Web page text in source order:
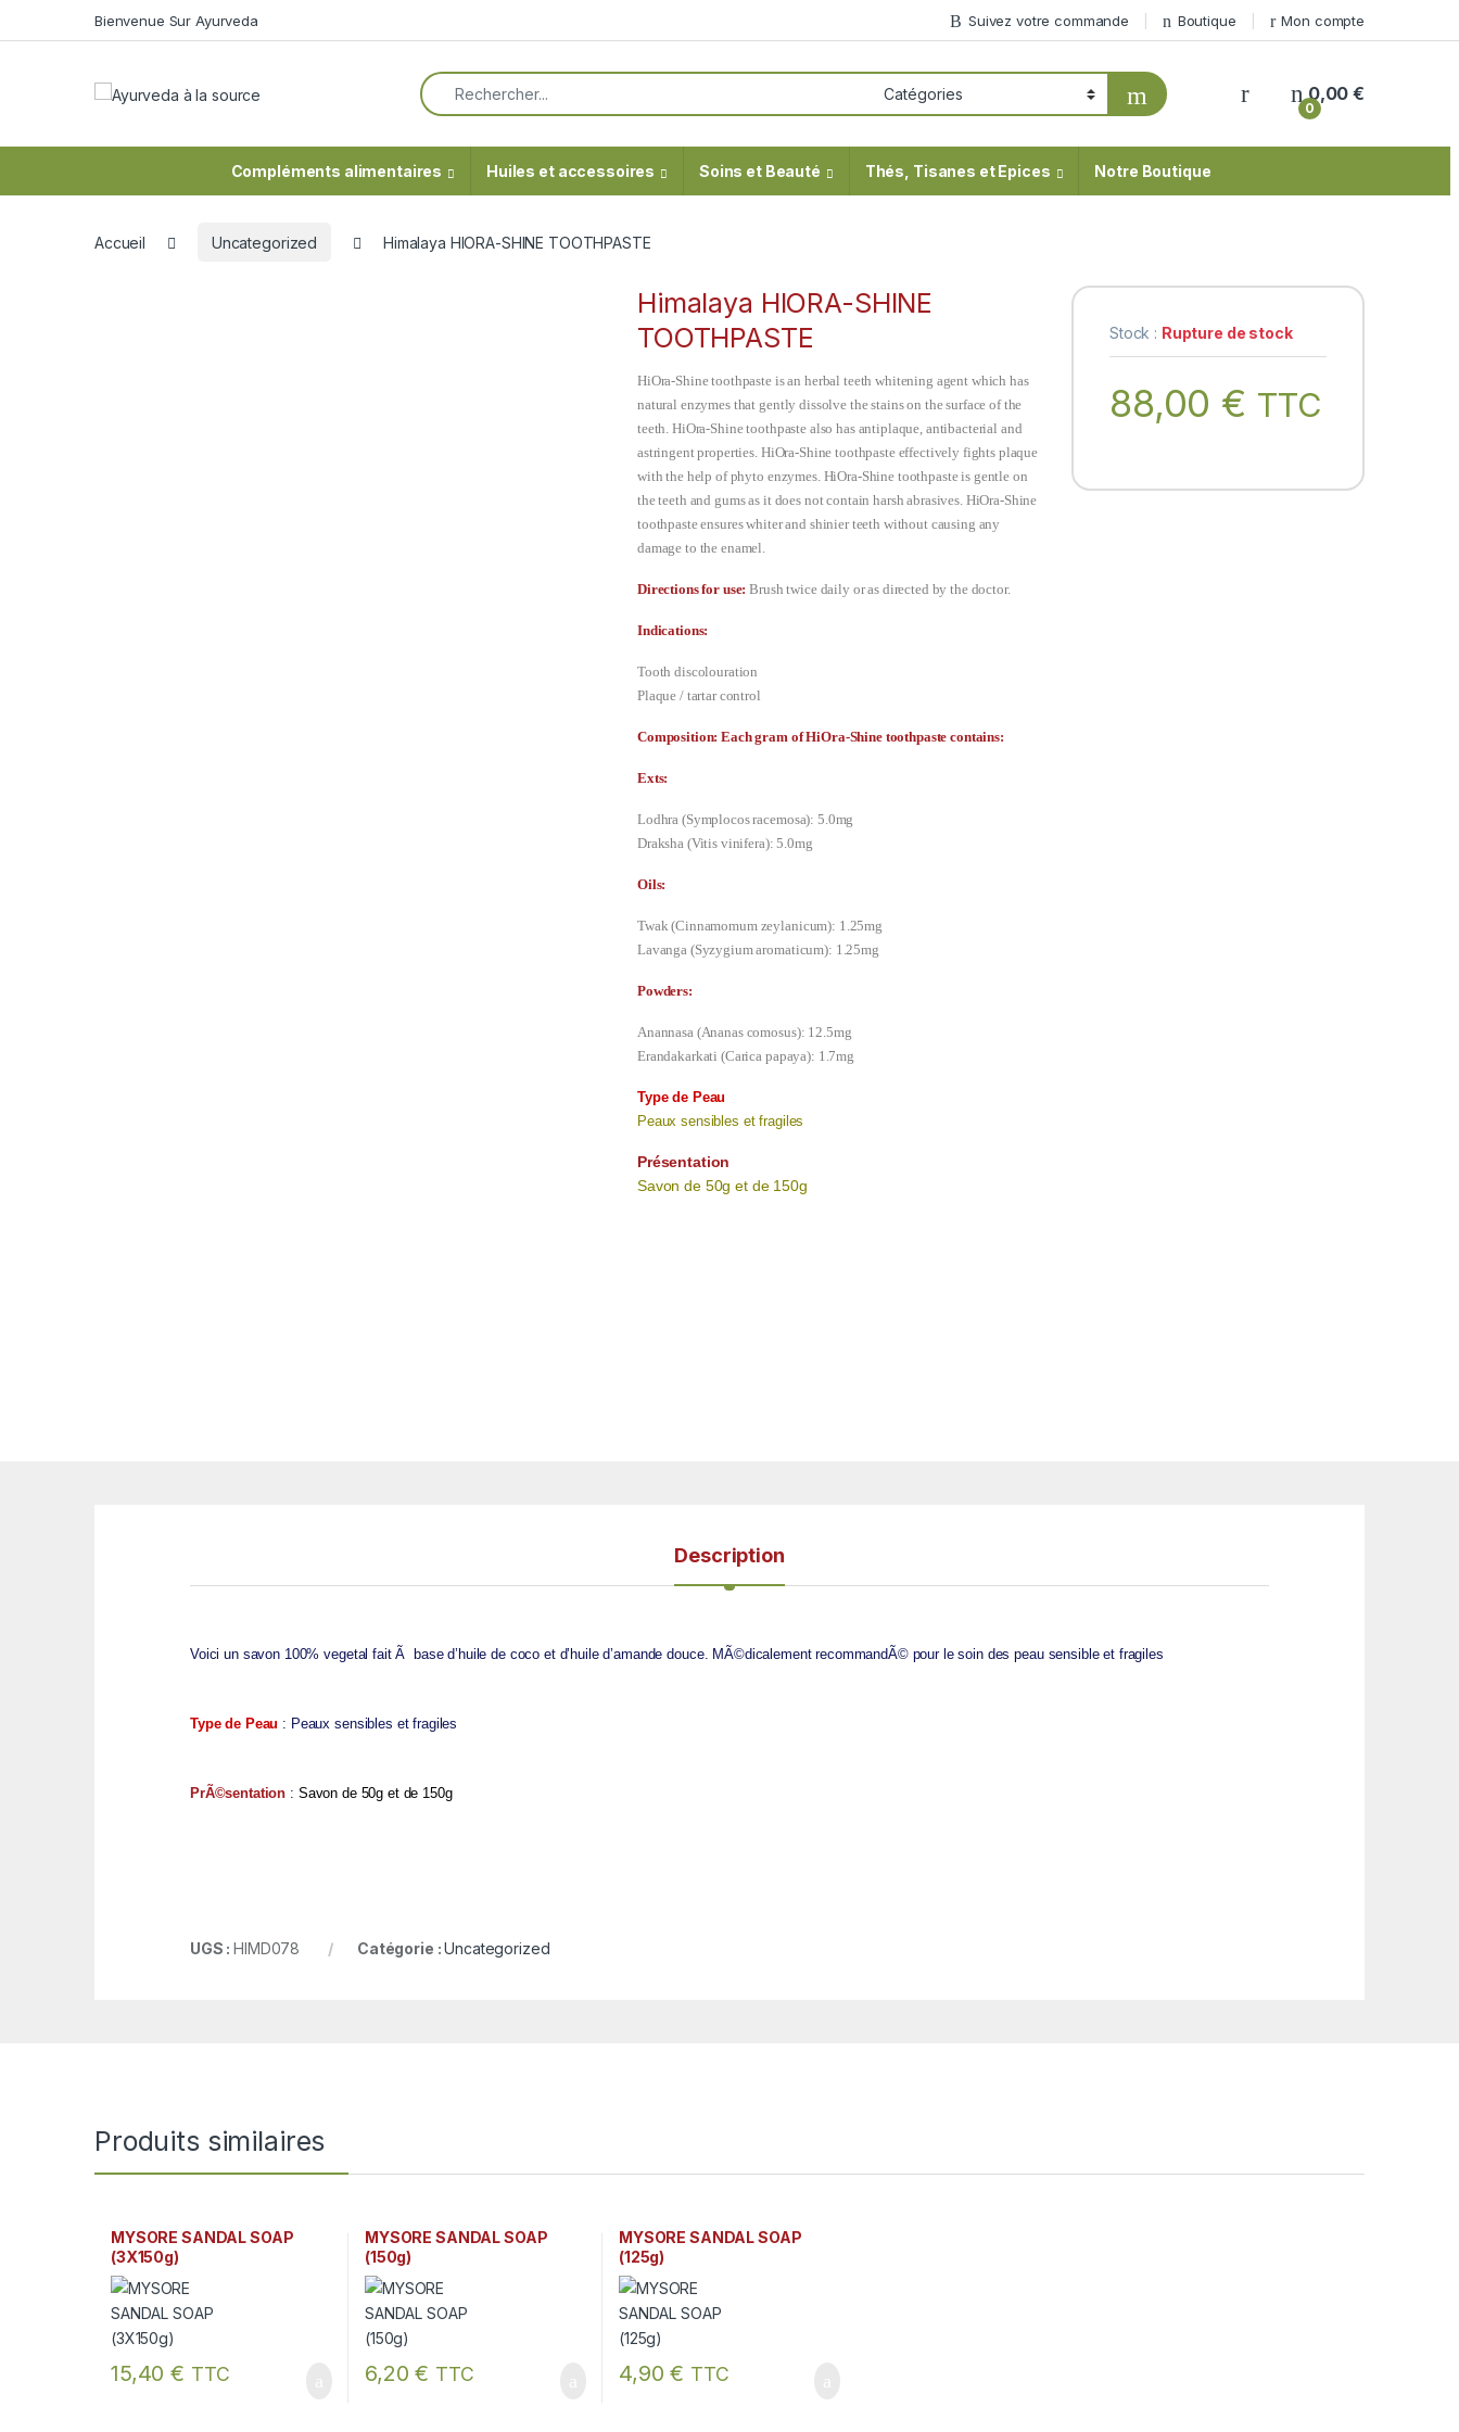
Bienvenue Sur Ayurveda Suivez votre commande Boutique Mon compte
Search for:
My Account
0
0,00€
Compléments alimentaires Huiles et accessoires Soins et Beauté Thés, Tisanes et Epices Notre Boutique
Accueil Uncategorized Himalaya HIORA-SHINE TOOTHPASTE
Himalaya HIORA-SHINE
TOOTHPASTE
HiOra-Shine toothpaste is an herbal teeth whitening agent which has
natural enzymes that gently dissolve the stains on the surface of the
teeth. HiOra-Shine toothpaste also has antiplaque, antibacterial and
astringent properties. HiOra-Shine toothpaste effectively fights plaque
with the help of phyto enzymes. HiOra-Shine toothpaste is gentle on
the teeth and gums as it does not contain harsh abrasives. HiOra-Shine
toothpaste ensures whiter and shinier teeth without causing any
damage to the enamel.
Directions for use:Brush twice daily or as directed by the doctor.
Indications:
Tooth discolouration
Plaque / tartar control
Composition: Each gram of HiOra-Shine toothpaste contains:
Exts:
Lodhra (Symplocos racemosa): 5.0mg
Draksha (Vitis vinifera): 5.0mg
Oils:
Twak (Cinnamomum zeylanicum): 1.25mg
Lavanga (Syzygium aromaticum): 1.25mg
Powders:
Anannasa (Ananas comosus): 12.5mg
Erandakarkati (Carica papaya): 1.7mg
Type de Peau
Peaux sensibles et fragiles
Présentation
Savon de 50g et de 150g
Stock : Rupture de stock
88,00 € TTC
Description
Voici un savon 100% vegetal fait Ã base d’huile de coco et d’huile d’amande douce. MÃ©dicalement recommandÃ© pour le soin des peau sensible et fragiles
Type de Peau : Peaux sensibles et fragiles
PrÃ©sentation : Savon de 50g et de 150g
UGS :HIMD078 Catégorie :Uncategorized
Produits similaires
MYSORE SANDAL SOAP
(3X150g)
15,40€ TTC
MYSORE SANDAL SOAP
(150g)
6,20€ TTC
MYSORE SANDAL SOAP
(125g)
4,90€ TTC